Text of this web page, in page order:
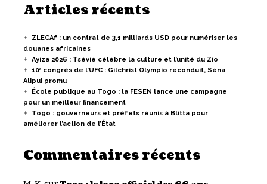
Articles récents
ZLECAf : un contrat de 3,1 milliards USD pour numériser les
douanes africaines
Ayiza 2026 : Tsévié célèbre la culture et l’unité du Zio
10ᵉ congrès de l’UFC : Gilchrist Olympio reconduit, Séna
Alipui promu
École publique au Togo : la FESEN lance une campagne
pour un meilleur financement
Togo : gouverneurs et préfets réunis à Blitta pour
améliorer l’action de l’État
Commentaires récents